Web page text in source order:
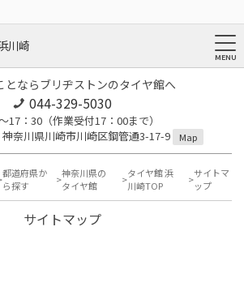
川崎
とならブリヂストンのタイヤ館へ
044-329-5030
17：30（作業受付17：00まで）
奈川県川崎市川崎区鋼管通3-17-9
Map
都道府県か
ら探す
神奈川県の
タイヤ館
タイヤ館 浜
川崎TOP
サイトマ
ップ
サイトマップ